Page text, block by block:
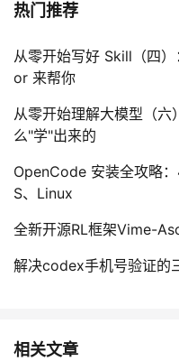
热门推荐
从零开始写好 Skill（四
or 来帮你
从零开始理解大模型（
么"学"出来的
OpenCode 安装全攻略
S、Linux
全新开源RL框架Vime-
解决codex手机号验证的
相关文章